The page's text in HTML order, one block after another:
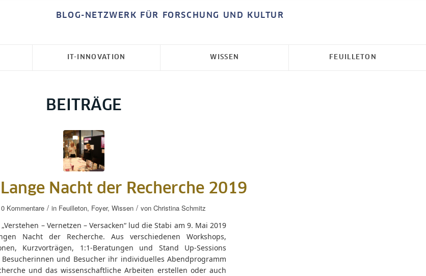
BLOG-NETZWERK FÜR FORSCHUNG UND KULTUR
IT-INNOVATION WISSEN FEUILLETON
BEITRÄGE
Nacht der Recherche 2019
0 Kommentare / in Feuilleton, Foyer, Wissen / von Christina Schmitz
– Vernetzen – Versacken“ lud die Stabi am 9. Mai 2019
Nacht der Recherche. Aus verschiedenen Workshops,
Kurzvorträgen, 1:1-Beratungen und Stand Up-Sessions
und Besucher ihr individuelles Abendprogramm
und das wissenschaftliche Arbeiten erstellen oder auch